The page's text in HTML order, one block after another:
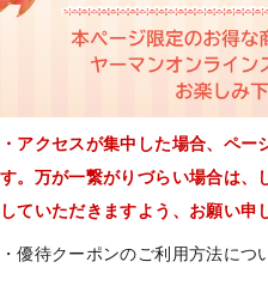
・アクセスが集中した場合、ペ
す。万が一繋がりづらい場合は、
していただきますよう、お願い申
・優待クーポンのご利用方法につ